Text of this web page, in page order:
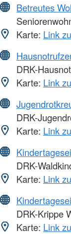
Betreutes
Karte: Link
DRK-
Karte: Link
DRK-
Karte: Link
DRK-
Karte: Link
DRK-Krippe
Karte: Link